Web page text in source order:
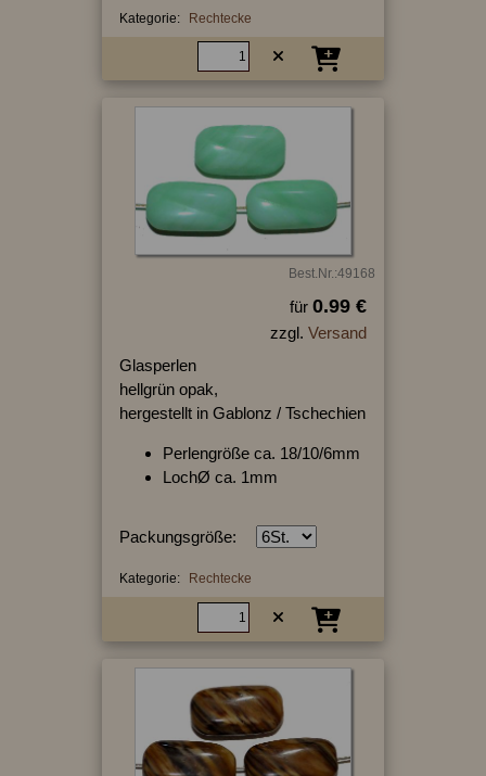
Kategorie: Rechtecke
Best.Nr.:49168
für 0.99 €
zzgl. Versand
Glasperlen
hellgrün opak,
hergestellt in Gablonz / Tschechien
Perlengröße ca. 18/10/6mm
LochØ ca. 1mm
Packungsgröße:
Kategorie: Rechtecke